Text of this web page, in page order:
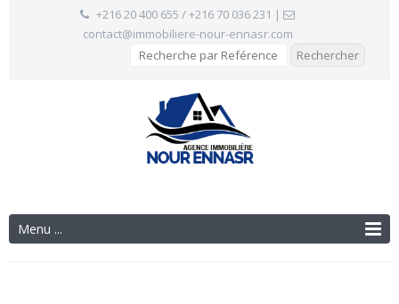
+216 20 400 655 / +216 70 036 231 |
contact@immobiliere-nour-ennasr.com
Menu ...